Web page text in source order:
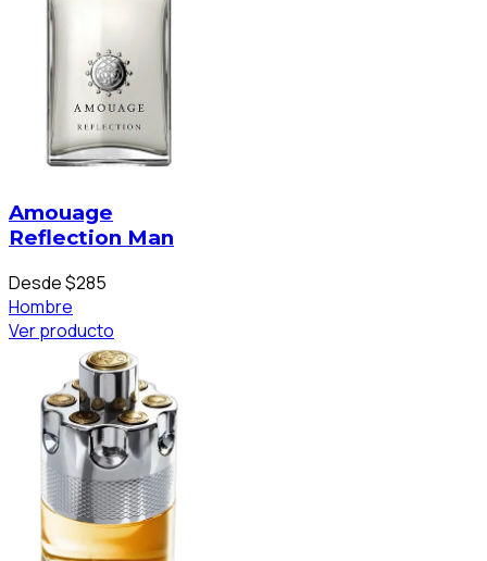
Amouage
Reflection Man
Desde $285
Hombre
Ver producto